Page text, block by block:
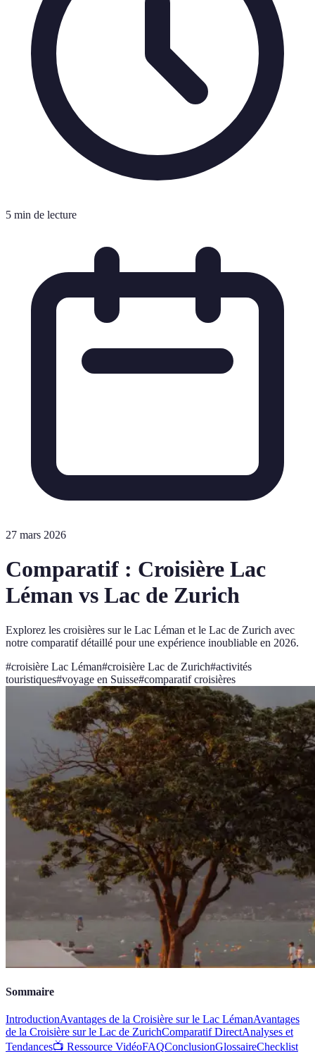
5 min de lecture
27 mars 2026
Comparatif : Croisière Lac
Léman vs Lac de Zurich
Explorez les croisières sur le Lac Léman et le Lac de Zurich avec
notre comparatif détaillé pour une expérience inoubliable en 2026.
#croisière Lac Léman#croisière Lac de Zurich#activités
touristiques#voyage en Suisse#comparatif croisières
Sommaire
IntroductionAvantages de la Croisière sur le Lac LémanAvantages
de la Croisière sur le Lac de ZurichComparatif DirectAnalyses et
Tendances📺 Ressource VidéoFAQConclusionGlossaireChecklist